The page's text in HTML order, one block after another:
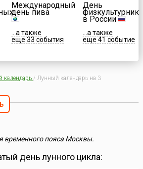
Международный
день пива
...а также
еще 33 события
День
физкультурника
в России
...а также
еще 41 событие
календарь / Лунный календарь на 3
временного пояса Москвы.
день лунного цикла: